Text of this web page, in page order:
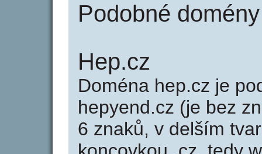
Podobné
Hep.cz
Doména hep.cz je
hepyend.cz (je bez
6 znaků, v delším